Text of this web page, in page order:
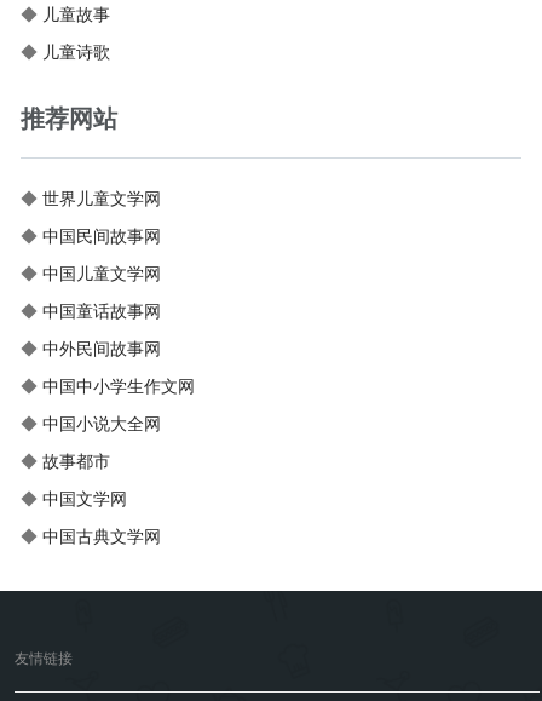
◆ 儿童故事
◆ 儿童诗歌
推荐网站
◆世界儿童文学网
◆中国民间故事网
◆中国儿童文学网
◆中国童话故事网
◆中外民间故事网
◆中国中小学生作文网
◆中国小说大全网
◆故事都市
◆中国文学网
◆中国古典文学网
友情链接